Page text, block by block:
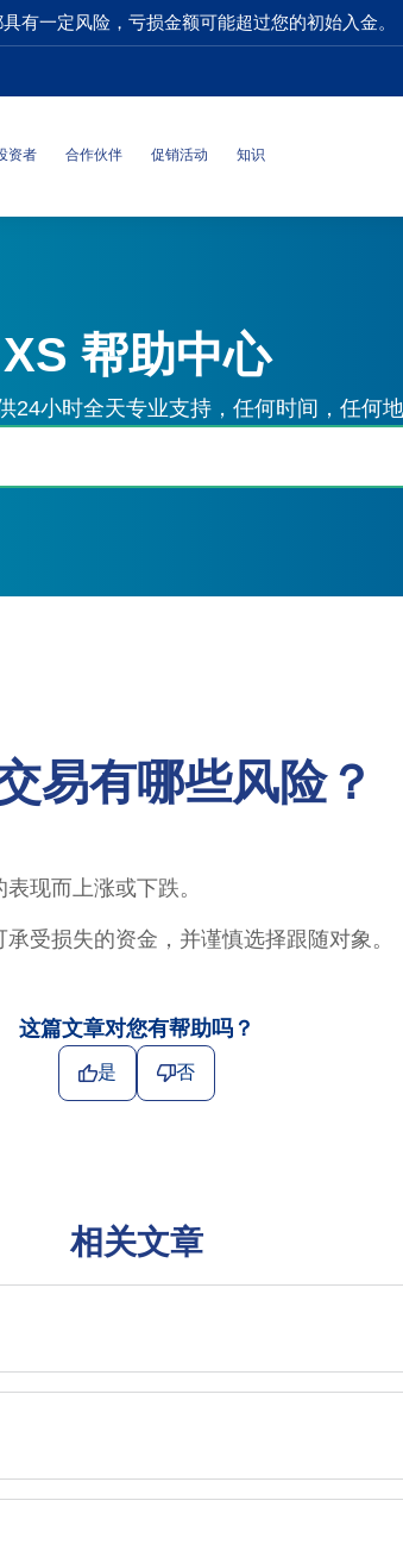
有一定风险，亏损金额可能超过您的初始入金。
资者 合作伙伴 促销活动 知识
XS 帮助中心
24小时全天专业支持，任何时间，任何
易有哪些风险？
现而上涨或下跌。
受损失的资金，并谨慎选择跟随对象。
这篇文章对您有帮助吗？
是 否
相关文章